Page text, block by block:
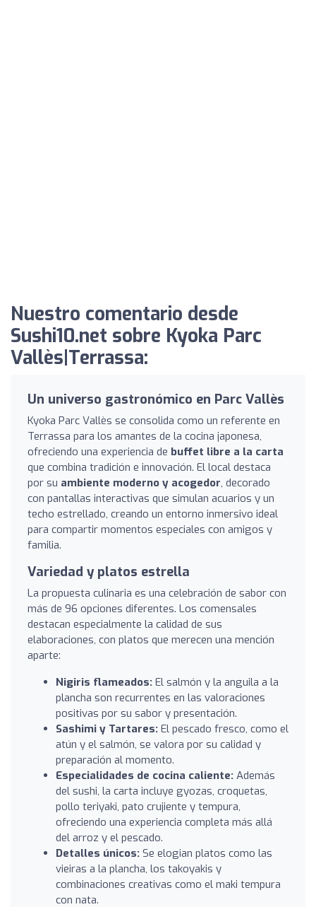
Nuestro comentario desde
Sushi10.net sobre Kyoka Parc
Vallès|Terrassa:
Un universo gastronómico en Parc Vallès
Kyoka Parc Vallès se consolida como un referente en
Terrassa para los amantes de la cocina japonesa,
ofreciendo una experiencia de buffet libre a la carta
que combina tradición e innovación. El local destaca
por su ambiente moderno y acogedor, decorado
con pantallas interactivas que simulan acuarios y un
techo estrellado, creando un entorno inmersivo ideal
para compartir momentos especiales con amigos y
familia.
Variedad y platos estrella
La propuesta culinaria es una celebración de sabor con
más de 96 opciones diferentes. Los comensales
destacan especialmente la calidad de sus
elaboraciones, con platos que merecen una mención
aparte:
Nigiris flameados: El salmón y la anguila a la
plancha son recurrentes en las valoraciones
positivas por su sabor y presentación.
Sashimi y Tartares: El pescado fresco, como el
atún y el salmón, se valora por su calidad y
preparación al momento.
Especialidades de cocina caliente: Además
del sushi, la carta incluye gyozas, croquetas,
pollo teriyaki, pato crujiente y tempura,
ofreciendo una experiencia completa más allá
del arroz y el pescado.
Detalles únicos: Se elogian platos como las
vieiras a la plancha, los takoyakis y
combinaciones creativas como el maki tempura
con nata.